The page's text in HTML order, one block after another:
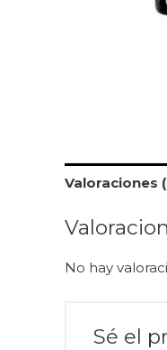
Valoraciones
No hay
Sé el